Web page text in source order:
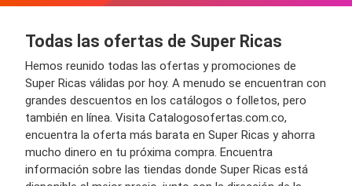
Todas las ofertas de Super Ricas
Hemos reunido todas las ofertas y promociones de
Super Ricas válidas por hoy. A menudo se encuentran con
grandes descuentos en los catálogos o folletos, pero
también en línea. Visita Catalogosofertas.com.co,
encuentra la oferta más barata en Super Ricas y ahorra
mucho dinero en tu próxima compra. Encuentra
información sobre las tiendas donde Super Ricas está